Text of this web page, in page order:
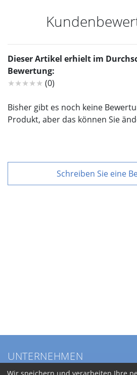
Dieser Artikel erhielt im
Bewertung:
★★★★★ (0)
Bisher gibt es noch keine
Produkt, aber das können Sie
Schreiben Sie eine
UNTERNEHMEN
Über BKL